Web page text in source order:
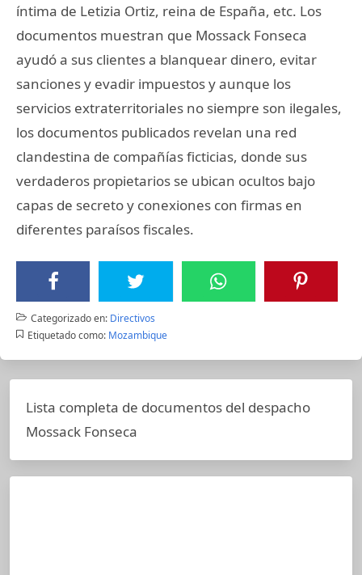
íntima de Letizia Ortiz, reina de España, etc. Los
documentos muestran que Mossack Fonseca
ayudó a sus clientes a blanquear dinero, evitar
sanciones y evadir impuestos y aunque los
servicios extraterritoriales no siempre son ilegales,
los documentos publicados revelan una red
clandestina de compañías ficticias, donde sus
verdaderos propietarios se ubican ocultos bajo
capas de secreto y conexiones con firmas en
diferentes paraísos fiscales.
Categorizado en: Directivos
Etiquetado como: Mozambique
Lista completa de documentos del despacho
Mossack Fonseca